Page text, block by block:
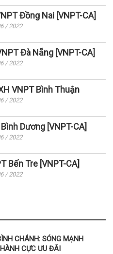
Đồng Nai [VNPT-CA]
/ 2022
Đà Nẵng [VNPT-CA]
/ 2022
VNPT Bình Thuận
/ 2022
Dương [VNPT-CA]
/ 2022
Bến Tre [VNPT-CA]
/ 2022
CHÁNH: SÓNG MẠNH
CỰC ƯU ĐÃI